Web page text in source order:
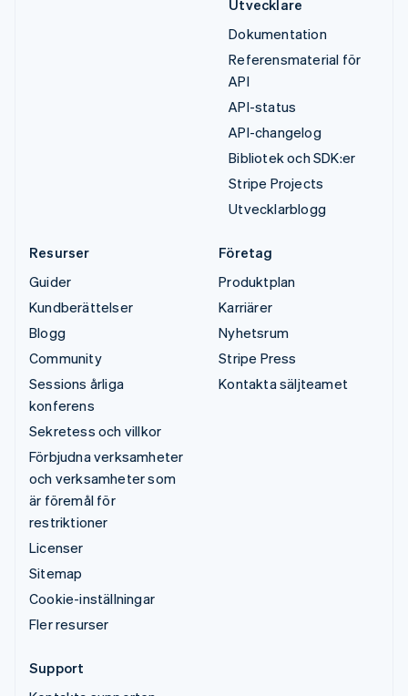
Utvecklare
Dokumentation
Referensmaterial för
API
API-status
API-changelog
Bibliotek och SDK:er
Stripe Projects
Utvecklarblogg
Resurser
Guider
Kundberättelser
Blogg
Community
Sessions årliga
konferens
Sekretess och villkor
Förbjudna verksamheter
och verksamheter som
är föremål för
restriktioner
Licenser
Sitemap
Cookie-inställningar
Fler resurser
Företag
Produktplan
Karriärer
Nyhetsrum
Stripe Press
Kontakta säljteamet
Support